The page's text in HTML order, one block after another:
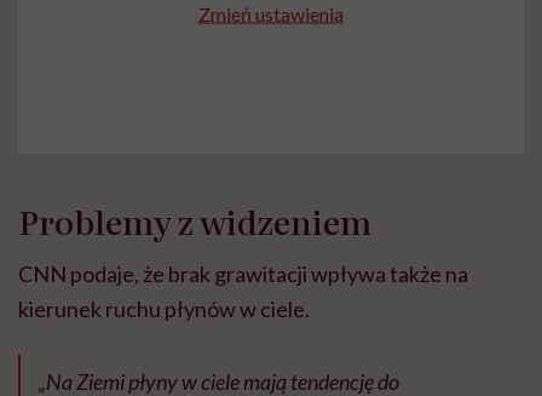
Zmień ustawienia
Problemy z widzeniem
CNN podaje, że brak grawitacji wpływa także na
kierunek ruchu płynów w ciele.
„Na Ziemi płyny w ciele mają tendencję do